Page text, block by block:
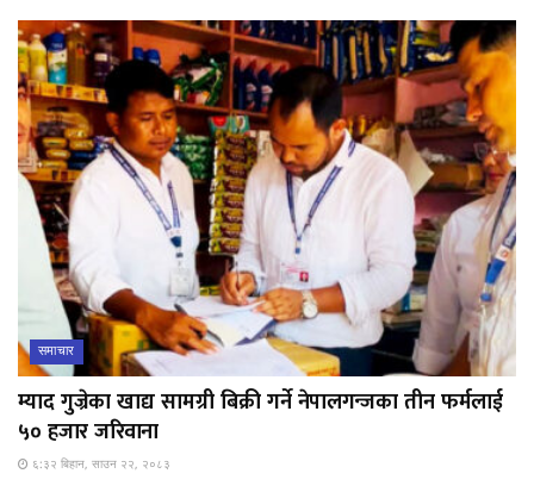
समाचार
म्याद गुज्रेका खाद्य सामग्री बिक्री गर्ने नेपालगन्जका तीन फर्मलाई
५० हजार जरिवाना
६:३२ बिहान, साउन २२, २०८३